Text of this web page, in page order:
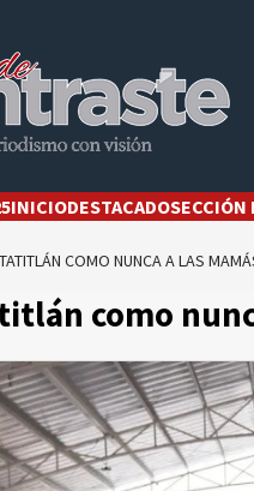
INICIODESTACADOSECCIÓN
COMO NUNCA A LAS
como